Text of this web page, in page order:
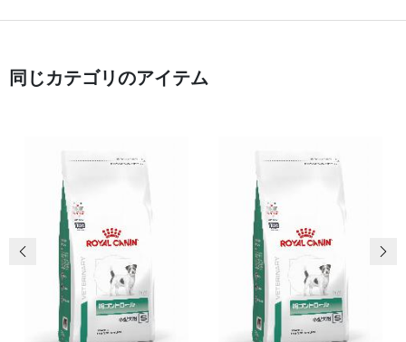
同じカテゴリのアイテム
前の画像 次